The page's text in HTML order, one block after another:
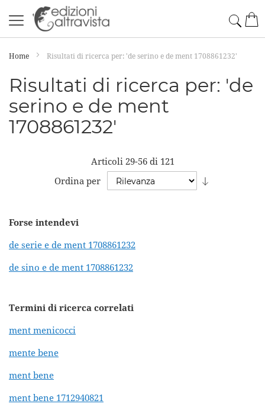
al
contenuto
Home Risultati di ricerca per: 'de serino e de ment 1708861232'
Risultati di ricerca per: 'de
serino e de ment
1708861232'
Articoli 29-56di 121
Ordina per
Forse intendevi
de serie e de ment 1708861232
de sino e de ment 1708861232
Termini di ricerca correlati
ment menicocci
mente bene
ment bene
ment bene 1712940821